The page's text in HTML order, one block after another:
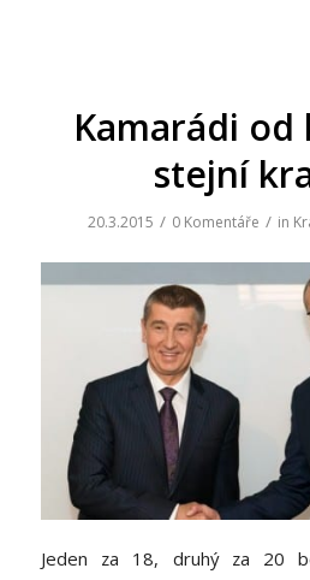
Kamarádi od
stejní
20.3.2015 / 0 Komentáře / in
Jeden za 18, druhý za 20